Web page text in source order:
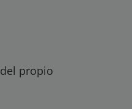
del propio